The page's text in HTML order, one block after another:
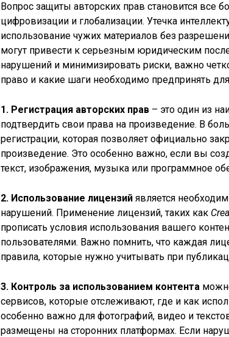
Вопрос защиты авторских прав становится все
цифровизации и глобализации. Утечка
использование чужих материалов без
могут привести к серьезным юридическим
нарушений и минимизировать риски, важно
право и какие шаги необходимо предпринять
1. Регистрация авторских прав – это один из
подтвердить свои права на произведение. В
регистрации, которая позволяет официально
произведение. Это особенно важно, если вы
текст, изображения, музыка или программное
2. Использование лицензий является
нарушений. Применение лицензий, таких как
прописать условия использования вашего
пользователями. Важно помнить, что каждая
правила, которые нужно учитывать при
3. Контроль за использованием контента
сервисов, которые отслеживают, где и как
особенно важно для фотографий, видео и
размещены на сторонних платформах. Если